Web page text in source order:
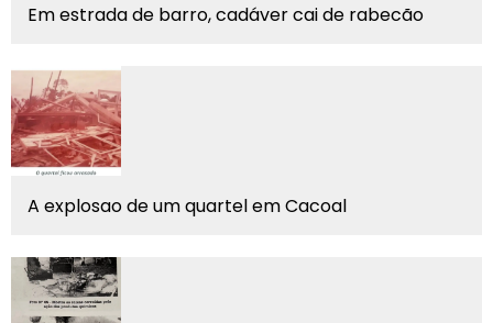
Em estrada de barro, cadáver cai de rabecão
A explosao de um quartel em Cacoal